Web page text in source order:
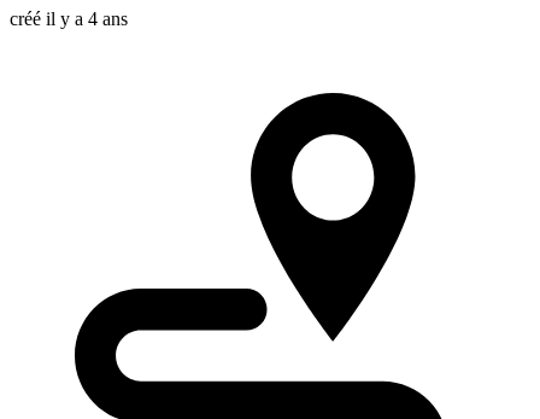
créé il y a 4 ans